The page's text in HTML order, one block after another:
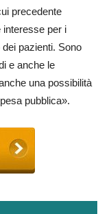
precedente
per i
pazienti. Sono
e anche le
una possibilità
pubblica».